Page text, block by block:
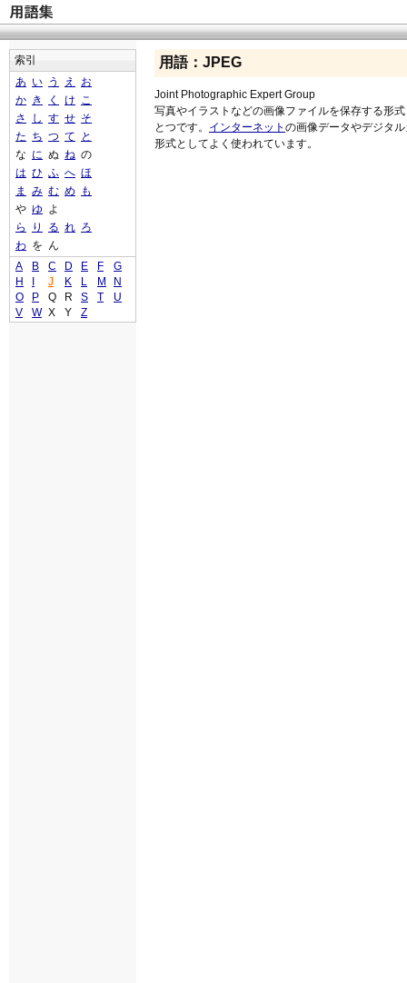
用語：JPEG
Joint Photographic Expert Group
写真やイラストなどの画像ファイルを保存する形
とつです。 インターネット の画像データやデジタ
形式としてよく使われています。
索引
あ い う え
お
か き く け こ
さ
し す せ そ
た ち つ て
と
な に ぬ ね の
は ひ ふ へ ほ
ま
み む め
も
や ゆ よ
ら
り る れ ろ
わ を ん
A
B C D E F
G
H
J K L M
N
O
P Q R S T
U
V
W X Y Z